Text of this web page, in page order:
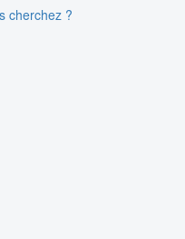
cherchez ?